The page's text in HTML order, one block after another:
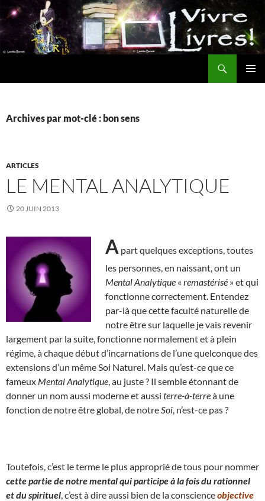
Aller
au
contenu
Archives par mot-clé : bon sens
ARTICLES
LE MENTAL ANALYTIQUE
20 JUIN 2013
A part quelques exceptions, toutes
les personnes, en naissant, ont un
Mental Analytique « remastérisé » et qui
fonctionne correctement. Entendez
par-là que cette faculté naturelle de
notre être sur laquelle je vais revenir
largement par la suite, fonctionne normalement et à plein
régime, à chaque début d’incarnations de l’une quelconque des
extensions d’un même Soi Naturel. Mais qu’est-ce que ce
fameux Mental Analytique , au juste ? Il semble étonnant de
donner un nom aussi moderne et aussi terre-à-terreà une
fonction de notre être global, de notre Soi , n’est-ce pas ?
Toutefois, c’est le terme le plus approprié de tous pour nommer
cette partie de notre mental qui participe à la fois du rationnel
et du spirituel , c’est à dire aussi bien de la conscienceobjective